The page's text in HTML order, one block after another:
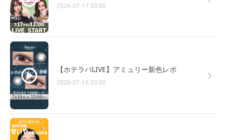
2026-07-17 03:00
【ホテラバLIVE】アミュリー新色レポ
2026-07-16 03:00